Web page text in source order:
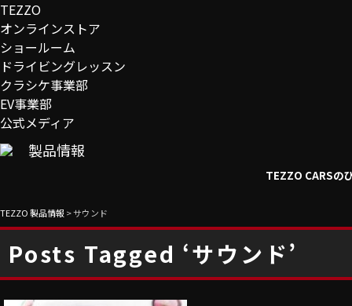
TEZZO
オンラインストア
ショールーム
ドライビングレッスン
クラシケ事業部
EV事業部
公式メディア
製品情報
TEZZO CARSの
TEZZO 製品情報>サウンド
Posts Tagged ‘サウンド’